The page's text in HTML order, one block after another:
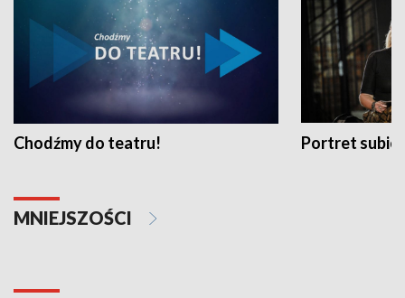
Chodźmy do teatru! Portret
MNIEJSZOŚCI